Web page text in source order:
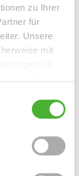
zu Ihrer
für
Unsere
mit